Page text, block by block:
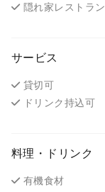
隠れ家レストラン
サービス
貸切可
ドリンク持込可
料理・ドリンク
有機食材